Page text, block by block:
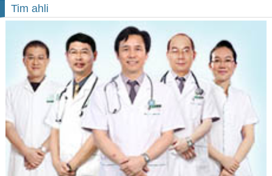
Tim ahli